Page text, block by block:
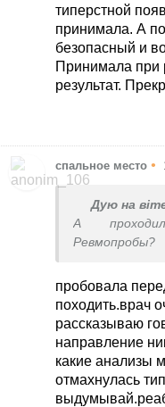
усиливается...
магний не
типерстной
принимала. А
безопасный и
Принимала при
результат.
спальное место •
Дую на
А
Ревмопробы?
пробовала
походить.врач
рассказываю
направление
какие анализы
отмахнулась